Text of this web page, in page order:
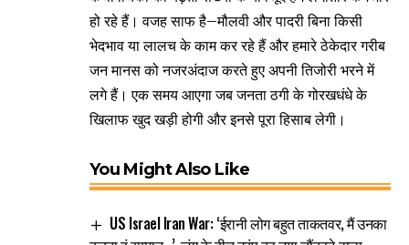
हो रहे हैं। वजह साफ है–मौलवी और पादरी बिना किसी
भेदभाव या लालच के काम कर रहे हैं और हमारे ठेकेदार गरीब
जन मानस को नजरअंदाज करते हुए अपनी तिजोरी भरने में
लगे हैं। एक समय आएगा जब जनता ठगी के गोरखधंधे के
खिलाफ खुद खड़ी होगी और इनसे पूरा हिसाब लेगी।
You Might Also Like
US Israel Iran War: ‘ईरानी लोग बहुत ताकतवर, मैं उनका